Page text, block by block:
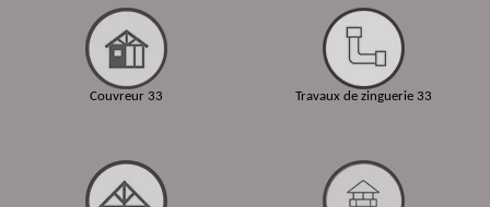
Couvreur 33 Travaux de zinguerie 33